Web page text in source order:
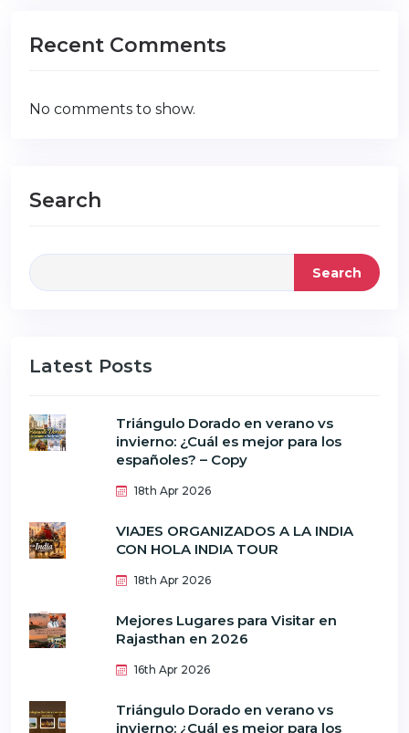
Recent Comments
No comments to show.
Search
Search
Latest Posts
Triángulo Dorado en verano vs
invierno: ¿Cuál es mejor para los
españoles? – Copy
18th Apr 2026
VIAJES ORGANIZADOS A LA INDIA
CON HOLA INDIA TOUR
18th Apr 2026
Mejores Lugares para Visitar en
Rajasthan en 2026
16th Apr 2026
Triángulo Dorado en verano vs
invierno: ¿Cuál es mejor para los